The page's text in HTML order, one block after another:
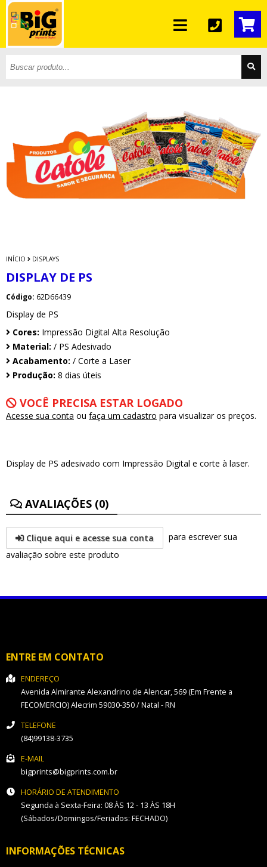
INÍCIO DISPLAYS
DISPLAY DE PS
Código: 62D66439
Display de PS
Cores: Impressão Digital Alta Resolução
Material: / PS Adesivado
Acabamento: / Corte a Laser
Produção: 8 dias úteis
VOCÊ PRECISA ESTAR LOGADO
Acesse sua conta ou faça um cadastro para visualizar os preços.
Display de PS adesivado com Impressão Digital e corte à laser.
AVALIAÇÕES (0)
Clique aqui e acesse sua conta
para escrever sua
avaliação sobre este produto
ENTRE EM CONTATO
ENDEREÇO
Avenida Almirante Alexandrino de Alencar, 569 (Em Frente a
FECOMERCIO)Alecrim 59030-350/Natal - RN
TELEFONE
(84)99138-3735
E-MAIL
bigprints@bigprints.com.br
HORÁRIO DE ATENDIMENTO
Segunda à Sexta-Feira: 08 ÀS 12 - 13 ÀS 18H
(Sábados/Domingos/Feriados: FECHADO)
INFORMAÇÕES TÉCNICAS